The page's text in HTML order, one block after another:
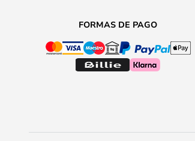
FORMAS DE PAGO